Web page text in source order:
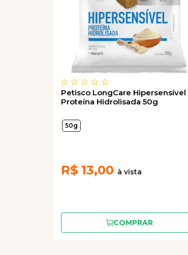
Petisco LongCare Hipersensível
Proteína Hidrolisada 50g
50g
R$ 13,00
COMPRAR